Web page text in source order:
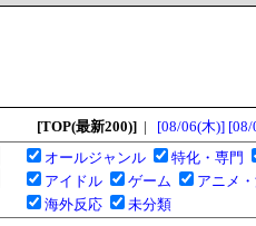
[TOP(最新200)] | [08/06(木)] [08/
オールジャンル
特化・専門
アイドル
ゲーム アニメ
海外反応
未分類